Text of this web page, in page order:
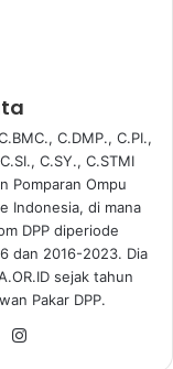
C.DMP., C.PI.,
C.SY., C.STMI
Pomparan Ompu
Indonesia, di mana
DPP diperiode
dan 2016-2023. Dia
sejak tahun
Pakar DPP.
I